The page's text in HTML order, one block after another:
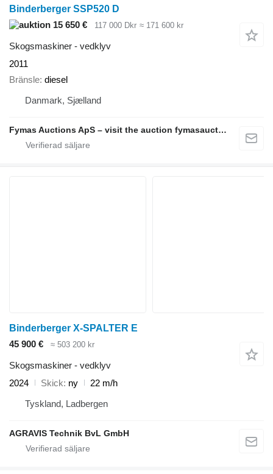
Binderberger SSP520 D
15 650 €
117 000 Dkr ≈ 171 600 kr
Skogsmaskiner - vedklyv
2011
Bränsle diesel
Danmark, Sjælland
Fymas Auctions ApS – visit the auction fymasauctions.dk
Binderberger X-SPALTER E
45 900 €
≈ 503 200 kr
Skogsmaskiner - vedklyv
2024
Skick ny
22 m/h
Tyskland, Ladbergen
AGRAVIS Technik BvL GmbH